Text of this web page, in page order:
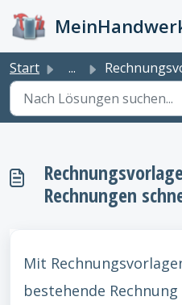
Start ... Rechnungsvorlagen - wiederkehrende
Rechnungen
Mit
bestehende